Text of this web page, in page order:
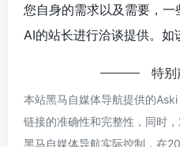
您自身的需求以及需要，
AI的站长进行洽谈提供。如
特别
本站黑马自媒体导航提供的
链接的准确性和完整性，同时
黑马自媒体导航实际控制，在